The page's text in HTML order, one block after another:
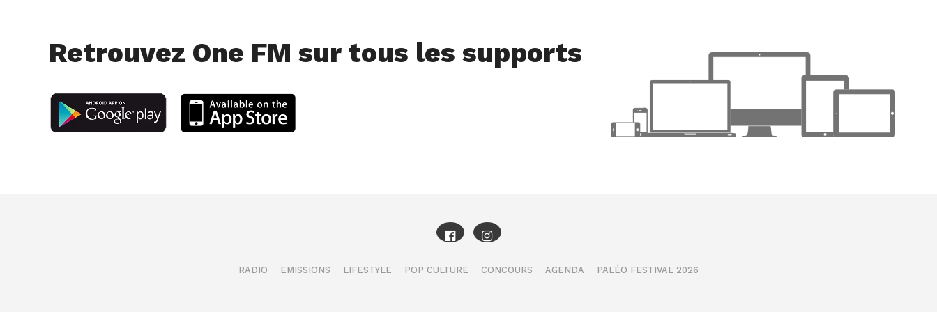
Retrouvez One FM sur tous les supports
RADIO EMISSIONS LIFESTYLE POP CULTURE CONCOURS AGENDA PALÉO FESTIVAL 2026